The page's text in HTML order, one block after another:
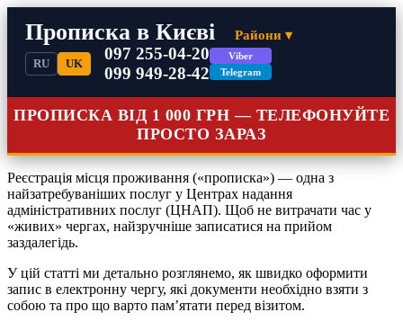
Прописка в Києві Райони ▾
RU UK
097 255-04-20
099 949-28-42
Viber
Telegram
ПРОПИСКА ВІД 1 000 ГРН — ТЕЛЕФОНУЙТЕ
ПРОСТО ЗАРАЗ
Реєстрація місця проживання («прописка») — одна з
найзатребуваніших послуг у Центрах надання
адміністративних послуг (ЦНАП). Щоб не витрачати час у
«живих» чергах, найзручніше записатися на прийом
заздалегідь.
У цій статті ми детально розглянемо, як швидко оформити
запис в електронну чергу, які документи необхідно взяти з
собою та про що варто пам’ятати перед візитом.